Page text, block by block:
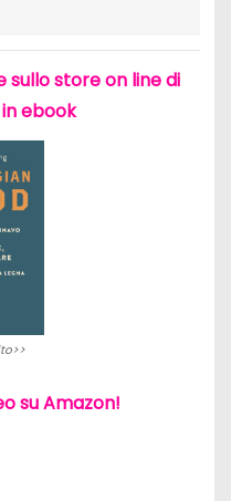
sullo store on line di
ebook
su Amazon!